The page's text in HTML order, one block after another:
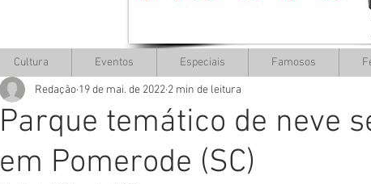
Parque temático de neve
em Pomerode (SC)
Redação 19 de mai. de 2022 2 min de leitura
Cultura Eventos Especiais Famosos